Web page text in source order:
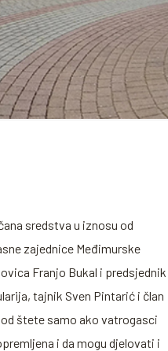
sredstva u iznosu od
zajednice Međimurske
Franjo Bukal i predsjednik
tajnik Sven Pintarić i član
štete samo ako vatrogasci
i da mogu djelovati i